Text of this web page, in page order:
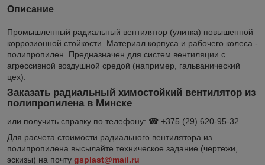
Описание
Промышленный радиальный вентилятор (улитка) повышенной
коррозионной стойкости. Материал корпуса и рабочего колеса -
полипропилен. Предназначен для систем вентиляции с
агрессивной воздушной средой (например, гальванический
цех).
Заказать радиальный химостойкий вентилятор из
полипропилена в Минске
или получить справку по телефону: ☎ +375 (29) 620-95-32
Для расчета стоимости радиального вентилятора из
полипропилена высылайте техническое задание (чертежи,
эскизы) на почту gsplast@mail.ru